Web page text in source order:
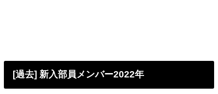
[過去] 新入部員メンバー2022年